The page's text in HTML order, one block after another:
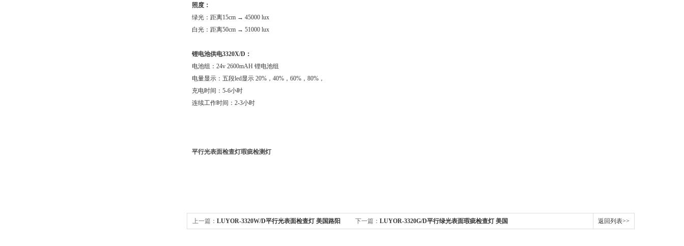
照度：
绿光：距离15cm → 45000 lux
白光：距离50cm → 51000 lux
锂电池供电3320X/D：
电池组：24v 2600mAH 锂电池组
电量显示：五段led显示 20%，40%，60%，80%，
充电时间：5-6小时
连续工作时间：2-3小时
平行光表面检查灯瑕疵检测灯
上一篇： LUYOR-3320W/D平行光表面检查灯 美国路阳 下一篇： LUYOR-3320G/D平行绿光表面瑕疵检查灯 美国 返回列表>>